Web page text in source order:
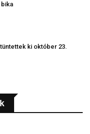
ki október 23.